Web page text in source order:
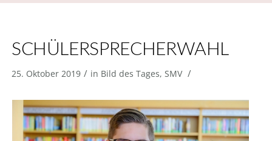
SCHÜLERSPRECHERWAHL
25. Oktober 2019 / in Bild des Tages, SMV /